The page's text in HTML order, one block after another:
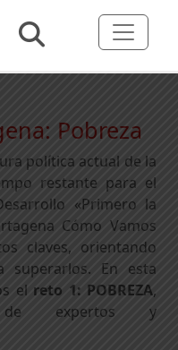
Pobreza
política actual de la
restante para el
«Primero la
Cómo Vamos
claves, orientando
superarlos. En esta
el reto 1: POBREZA,
de expertos y